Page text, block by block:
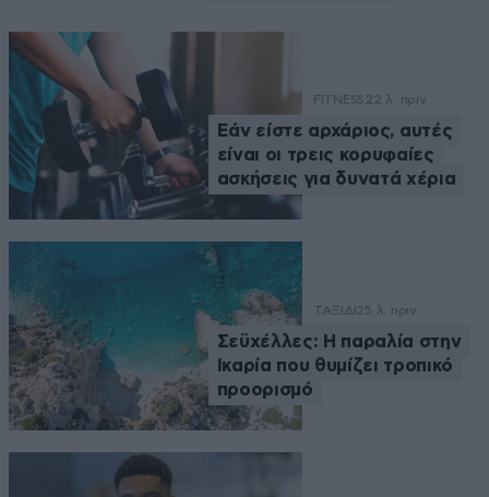
FITNESS22 λ. πριν
Εάν είστε αρχάριος, αυτές
είναι οι τρεις κορυφαίες
ασκήσεις για δυνατά χέρια
ΤΑΞΙΔΙ25 λ. πριν
Σεϋχέλλες: Η παραλία στην
Ικαρία που θυμίζει τροπικό
προορισμό